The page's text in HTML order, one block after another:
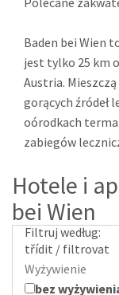
Baden bei Wien
jest tylko 25 km
Austria.
gorących źródeł
oórodkach
zabiegów
Hotele i
bei Wien
Filtruj według:
třídit / filtrovat
Wyżywienie
bez